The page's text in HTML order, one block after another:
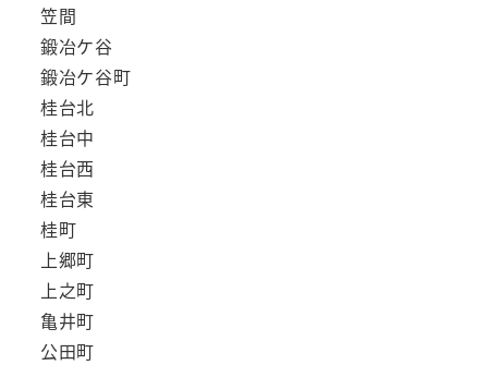
笠間
鍛冶ケ谷
鍛冶ケ谷町
桂台北
桂台中
桂台西
桂台東
桂町
上郷町
上之町
亀井町
公田町